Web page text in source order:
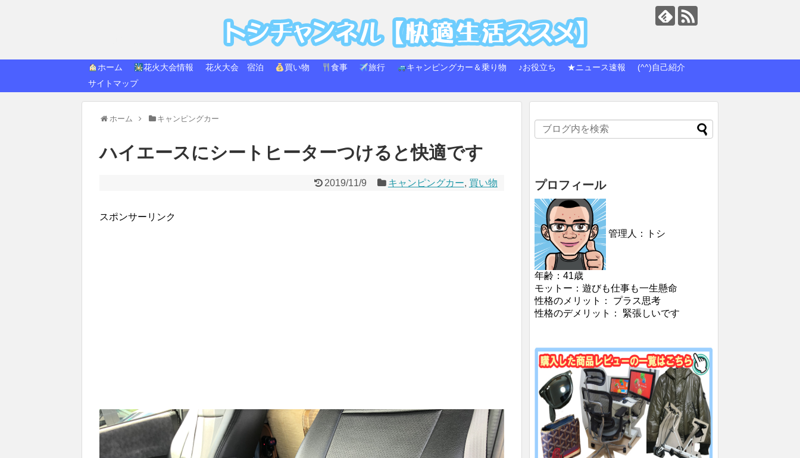
ホーム 花火大会情報 花火大会 宿泊 買い物 食事 旅行 キャンピングカー＆乗り物 ♪お役立ち ★ニュース速報
(^^)自己紹介
サイトマップ
ホーム キャンピングカー
ハイエースにシートヒーターつけると快適です
2019/11/9 キャンピングカー, 買い物
スポンサーリンク
プロフィール
管理人：トシ
年齢：41歳
モットー：遊びも仕事も一生懸命
性格のメリット： プラス思考
性格のデメリット： 緊張しいです